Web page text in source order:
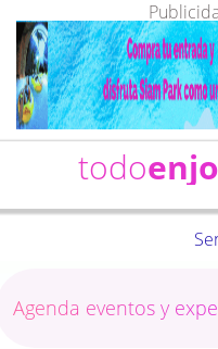
todo
Agenda eventos y